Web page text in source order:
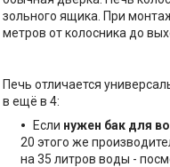
зольного ящика. При
метров от колосника до
Печь отличается
в ещё в 4:
Если нужен бак для
20 этого же
на 35 литров воды -